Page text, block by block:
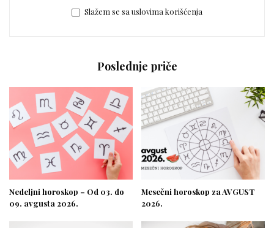
Slažem se sa uslovima korišćenja
Poslednje priče
Nedeljni horoskop – Od 03. do
09. avgusta 2026.
Mesečni horoskop za AVGUST
2026.